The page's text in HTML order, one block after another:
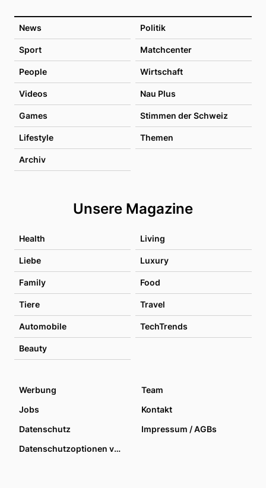
News Politik
Sport Matchcenter
People Wirtschaft
Videos Nau Plus
Games Stimmen der Schweiz
Lifestyle Themen
Archiv
Unsere Magazine
Health Living
Liebe Luxury
Family Food
Tiere Travel
Automobile TechTrends
Beauty
Werbung
Team
Jobs
Kontakt
Datenschutz
Impressum / AGBs
Datenschutzoptionen verwalten